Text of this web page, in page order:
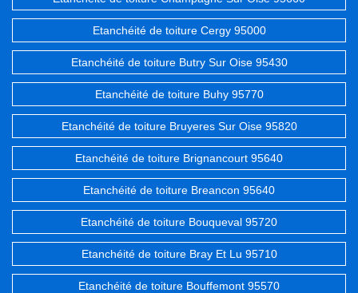
Etanchéité de toiture Cergy 95000
Etanchéité de toiture Butry Sur Oise 95430
Etanchéité de toiture Buhy 95770
Etanchéité de toiture Bruyeres Sur Oise 95820
Etanchéité de toiture Brignancourt 95640
Etanchéité de toiture Breancon 95640
Etanchéité de toiture Bouqueval 95720
Etanchéité de toiture Bray Et Lu 95710
Etanchéité de toiture Bouffemont 95570